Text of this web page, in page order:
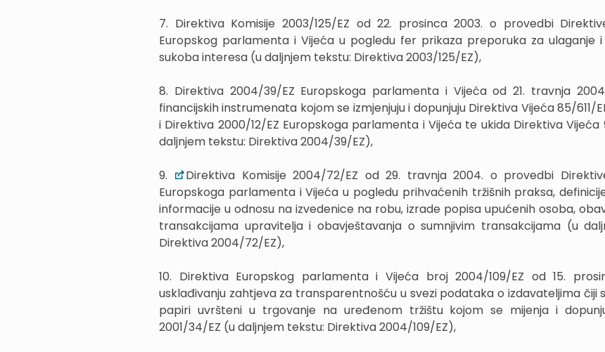
7. Direktiva Komisije 2003/125/EZ od 22. prosinca 2003. o provedbi
Europskog parlamenta i Vijeća u pogledu fer prikaza preporuka za ulaganje i
sukoba interesa (u daljnjem tekstu: Direktiva 2003/125/EZ),
8. Direktiva 2004/39/EZ Europskoga parlamenta i Vijeća od 21. travnja
financijskih instrumenata kojom se izmjenjuju i dopunjuju Direktiva Vijeća 85/611/
i Direktiva 2000/12/EZ Europskoga parlamenta i Vijeća te ukida Direktiva Vijeća
daljnjem tekstu: Direktiva 2004/39/EZ),
9.
Direktiva Komisije 2004/72/EZ od 29. travnja 2004. o provedbi
Europskoga parlamenta i Vijeća u pogledu prihvaćenih tržišnih praksa,
informacije u odnosu na izvedenice na robu, izrade popisa upućenih osoba,
transakcijama upravitelja i obavještavanja o sumnjivim transakcijama (u
Direktiva 2004/72/EZ),
10. Direktiva Europskog parlamenta i Vijeća broj 2004/109/EZ od 15.
usklađivanju zahtjeva za transparentnošću u svezi podataka o izdavateljima čiji
papiri uvršteni u trgovanje na uređenom tržištu kojom se mijenja i
2001/34/EZ (u daljnjem tekstu: Direktiva 2004/109/EZ),